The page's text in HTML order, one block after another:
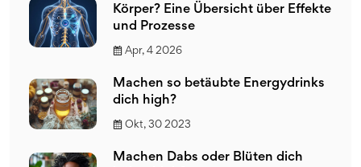
Körper? Eine Übersicht über Effekte
und Prozesse
Apr, 4 2026
Machen so betäubte Energydrinks
dich high?
Okt, 30 2023
Machen Dabs oder Blüten dich